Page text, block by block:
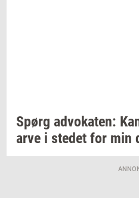
Spørg ad­vo­ka­ten:
arve i ste­det for min